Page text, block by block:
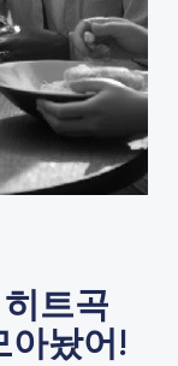
트곡
아놨어!